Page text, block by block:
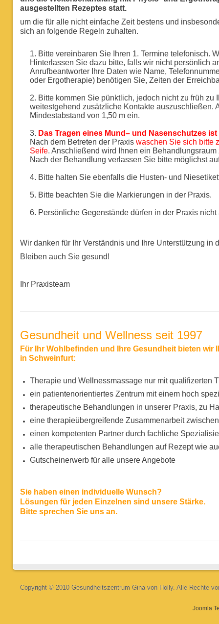
ausgestellten Rezeptes statt.
um die für alle nicht einfache Zeit bestens und
sich an folgende Regeln zuhalten.
Bitte vereinbaren Sie Ihren 1. Termine telefonisch.
Hinterlassen Sie dazu bitte, falls wir nicht persönlich
Anrufbeantworter Ihre Daten wie Name,
oder Ergotherapie) benötigen Sie, Zeiten der
Bitte kommen Sie pünktlich, jedoch nicht zu früh zu
weitestgehend zusätzliche Kontakte auszuschließen.
Mindestabstand von 1,50 m ein.
Das Tragen eines Mund– und Nasenschutzes
Nach dem Betreten der Praxis waschen Sie sich bitte
Seife. Anschließend wird Ihnen ein
Nach der Behandlung verlassen Sie bitte möglichst
Bitte halten Sie ebenfalls die Husten- und
Bitte beachten Sie die Markierungen in der Praxis.
Persönliche Gegenstände dürfen in der Praxis
Wir danken für Ihr Verständnis und Ihre Unterstützung in
Bleiben auch Sie gesund!
Ihr Praxisteam
Gesundheit und Wellness seit 1997
Für Ihr Wohlbefinden und Ihre Gesundheit bieten wir
in Schweinfurt:
Therapie und Wellnessmassage nur mit qualifizerten
ein patientenorientiertes Zentrum mit einem hoch
therapeutische Behandlungen in unserer Praxis, zu
eine therapieübergreifende Zusammenarbeit
einen kompetenten Partner durch fachliche
alle therapeutischen Behandlungen auf Rezept wie
Gutscheinerwerb für alle unsere Angebote
Sie haben einen individuelle Wunsch?
Lösungen für jeden Einzelnen sind unsere Stärke.
Bitte sprechen Sie uns an.
Copyright © 2010 Gesundheitszentrum Gina von Holly. Alle Rechte
Joomla